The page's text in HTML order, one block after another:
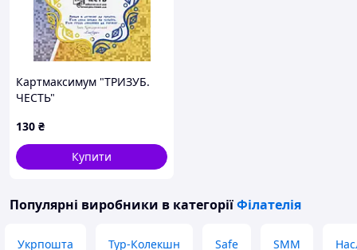
Картмаксимум "ТРИЗУБ.
ЧЕСТЬ"
130 ₴
Купити
Популярні виробники в категоріїФілателія
Укрпошта Тур-Колекшн Safe SMM